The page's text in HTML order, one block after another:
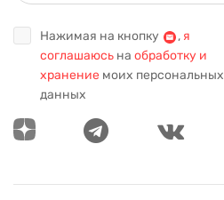
Нажимая на кнопку , я
соглашаюсь на обработку и
хранение моих персональных
данных